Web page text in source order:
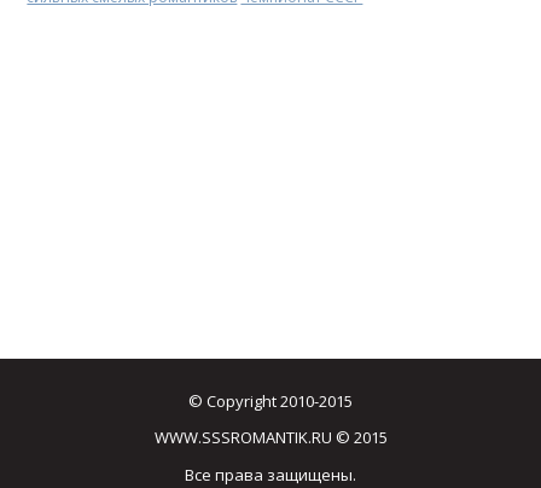
© Copyright 2010-2015
WWW.SSSROMANTIK.RU © 2015
Все права защищены.